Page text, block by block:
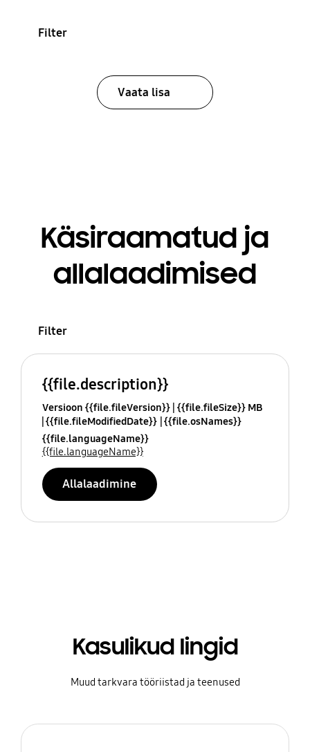
Filter
Vaata lisa
Käsiraamatud ja
allalaadimised
Filter
{{file.description}}
Versioon {{file.fileVersion}} {{file.fileSize}} MB
{{file.fileModifiedDate}} {{file.osNames}}
{{file.languageName}}
{{file.languageName}}
Allalaadimine
Kasulikud lingid
Muud tarkvara tööriistad ja teenused